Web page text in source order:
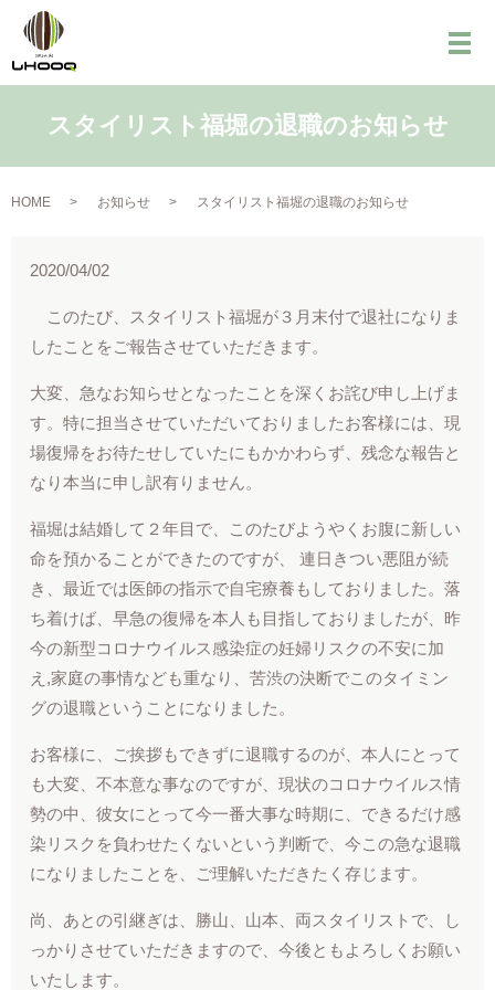
メ
スタイリスト福堀の退職のお知らせ
HOME お知らせ スタイリスト福堀の退職のお知らせ
2020/04/02
このたび、スタイリスト福堀が３月末付で退社になりま
したことをご報告させていただきます。
大変、急なお知らせとなったことを深くお詫び申し上げま
す。特に担当させていただいておりましたお客様には、現
場復帰をお待たせしていたにもかかわらず、残念な報告と
なり本当に申し訳有りません。
福堀は結婚して２年目で、このたびようやくお腹に新しい
命を預かることができたのですが、 連日きつい悪阻が続
き、最近では医師の指示で自宅療養もしておりました。落
ち着けば、早急の復帰を本人も目指しておりましたが、昨
今の新型コロナウイルス感染症の妊婦リスクの不安に加
え,家庭の事情なども重なり、苦渋の決断でこのタイミン
グの退職ということになりました。
お客様に、ご挨拶もできずに退職するのが、本人にとって
も大変、不本意な事なのですが、現状のコロナウイルス情
勢の中、彼女にとって今一番大事な時期に、できるだけ感
染リスクを負わせたくないという判断で、今この急な退職
になりましたことを、ご理解いただきたく存じます。
尚、あとの引継ぎは、勝山、山本、両スタイリストで、し
っかりさせていただきますので、今後ともよろしくお願い
いたします。